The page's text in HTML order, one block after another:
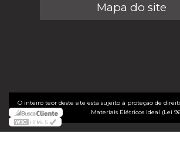
Mapa do site
O inteiro teor deste site está sujeito à proteção de
Materiais Elétricos Ideal (Lei